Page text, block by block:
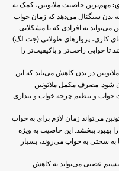
مهم‌ترین خاصیت ملاتونین، کمک به
بدن سیگنال می‌دهد که زمان خواب
به افرادی که با مشکلاتی
کاری، پروازهای طولانی (جت لگ)
خوابی راحت‌تر و باکیفیت‌تر را
در بدن کاهش می‌یابد که این
شود. مصرف مکمل ملاتونین
خواب و تنظیم چرخه خواب و بیداری
می‌تواند زمان لازم برای به خواب
بهبود ببخشد. این خاصیت به ویژه
به سختی به خواب می‌روند، بسیار
سیستم عصبی می‌تواند به کاهش